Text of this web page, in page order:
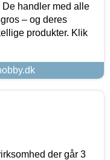
handler med alle
– og deres
produkter. Klik
der går 3